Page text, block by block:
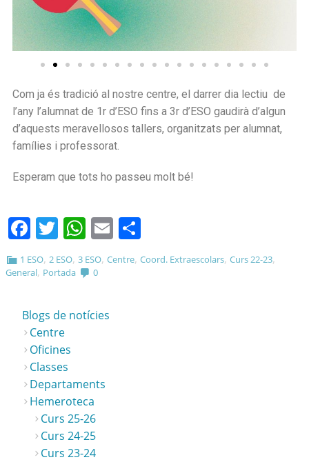
Com ja és tradició al nostre centre, el darrer dia lectiu de
l’any l’alumnat de 1r d’ESO fins a 3r d’ESO gaudirà d’algun
d’aquests meravellosos tallers, organitzats per alumnat,
famílies i professorat.
Esperam que tots ho passeu molt bé!
Facebook
Twitter
WhatsApp
Email
1 ESO,2 ESO,3 ESO,Centre,Coord. Extraescolars,Curs 22-23,
General, Portada 0
Blogs de notícies
Centre
Oficines
Classes
Departaments
Hemeroteca
Curs 25-26
Curs 24-25
Curs 23-24